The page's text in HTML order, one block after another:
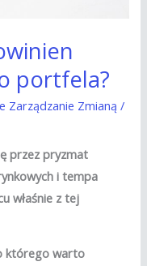
portfela?
Zarządzanie Zmianą /
przez pryzmat
i tempa
właśnie z tej
którego warto